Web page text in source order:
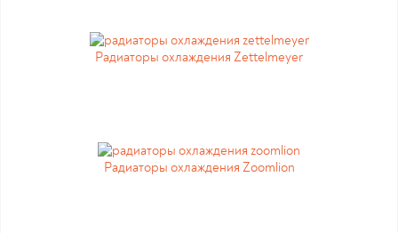
Радиаторы охлаждения Zettelmeyer
Радиаторы охлаждения Zoomlion